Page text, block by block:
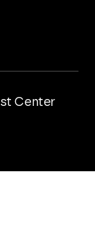
Center